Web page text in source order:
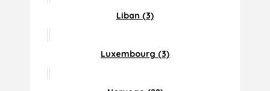
Liban (3)
Luxembourg (3)